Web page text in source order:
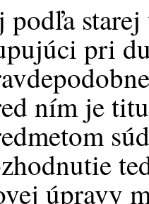
podľa
pri
ním je
úpravy